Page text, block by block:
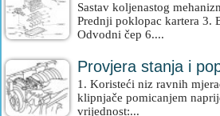
Sastav koljenastog
Prednji poklopac kartera 3.
Odvodni čep 6....
Provjera stanja i
1. Koristeći niz ravnih
klipnjače pomicanjem
vrijednost:...